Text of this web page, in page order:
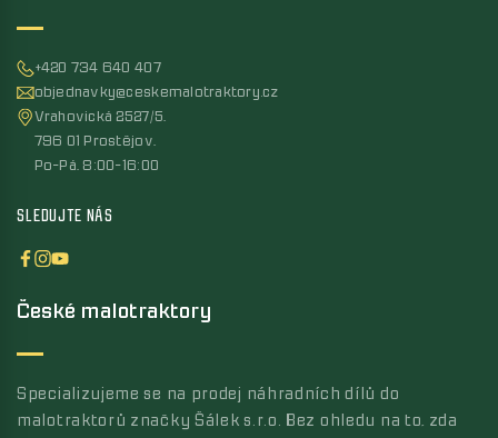
+420 734 640 407
objednavky@ceskemalotraktory.cz
Vrahovická 2527/5,
796 01 Prostějov,
Po-Pá, 8:00-16:00
SLEDUJTE NÁS
České malotraktory
Specializujeme se na prodej náhradních dílů do
malotraktorů značky Šálek s.r.o. Bez ohledu na to, zda